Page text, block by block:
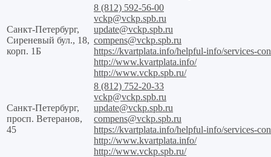
Санкт-Петербург,
Сиреневый бул., 18,
корп. 1Б
8 (812) 592-56-00
vckp@vckp.spb.ru
update@vckp.spb.ru
compens@vckp.spb.ru
https://kvartplata.info/helpful-info/services-
http://www.kvartplata.info/
http://www.vckp.spb.ru/
Санкт-Петербург,
просп. Ветеранов,
45
8 (812) 752-20-33
vckp@vckp.spb.ru
update@vckp.spb.ru
compens@vckp.spb.ru
https://kvartplata.info/helpful-info/services-
http://www.kvartplata.info/
http://www.vckp.spb.ru/